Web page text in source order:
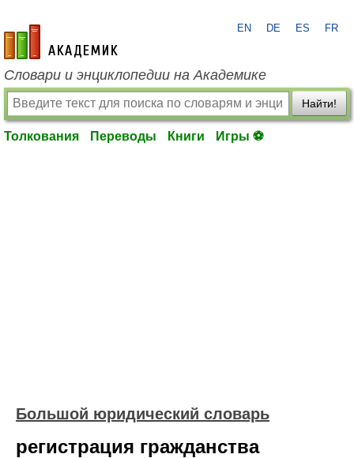
academic.ru
EN DE ES FR
Словари и энциклопедии на Академике
Найти!
Толкования Переводы Книги Игры ⚽
Большой юридический словарь
регистрация гражданства